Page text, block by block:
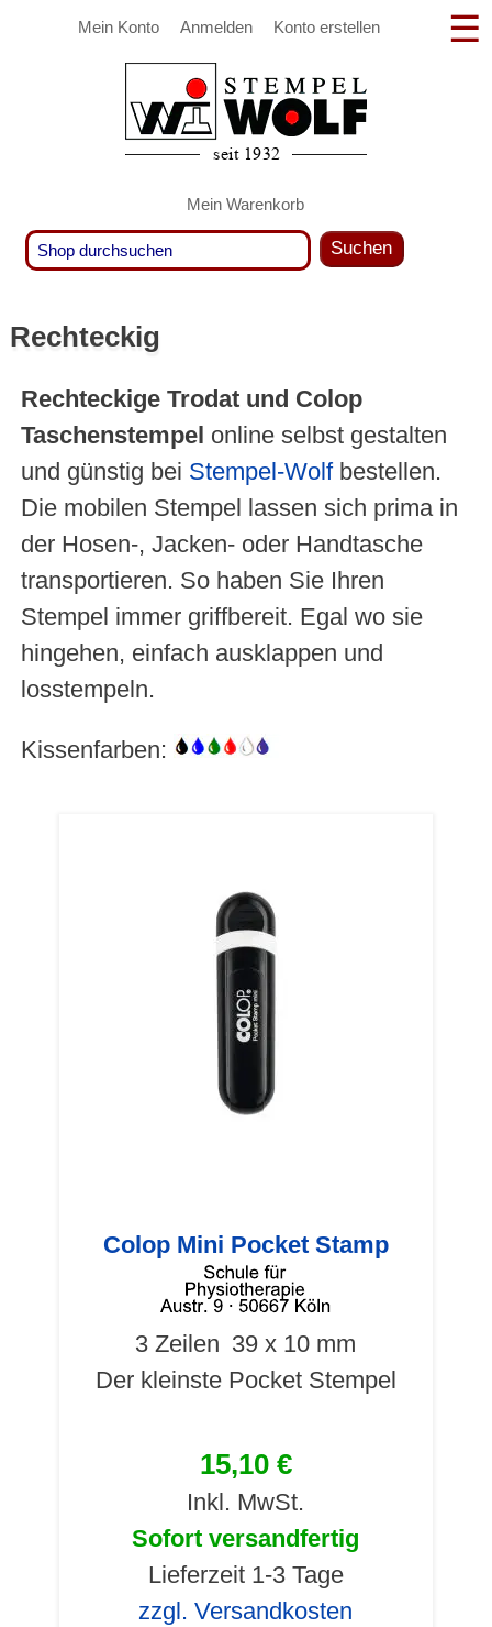
Mein Konto Anmelden Konto erstellen
Mein Warenkorb
Suchen
Rechteckig
Rechteckige Trodat und Colop
Taschenstempel online selbst gestalten
und günstig bei Stempel-Wolfbestellen.
Die mobilen Stempel lassen sich prima in
der Hosen-, Jacken- oder Handtasche
transportieren. So haben Sie Ihren
Stempel immer griffbereit. Egal wo sie
hingehen, einfach ausklappen und
losstempeln.
Kissenfarben:
Colop Mini Pocket Stamp
3 Zeilen 39 x 10 mm
Der kleinste Pocket Stempel
15,10 €
Inkl. MwSt.
Sofort versandfertig
Lieferzeit 1-3 Tage
zzgl. Versandkosten